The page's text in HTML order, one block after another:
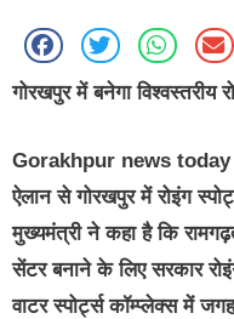
गोरखपुर में बनेगा विश्वस्तरीय
Gorakhpur news today
ऐलान से गोरखपुर में रोइंग
मुख्यमंत्री ने कहा है कि
सेंटर बनाने के लिए सरकार
वाटर स्पोर्ट्स कॉम्प्लेक्स में